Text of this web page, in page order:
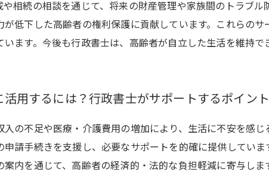
や相続の相談を通じて、将来の財産管理や家族間のトラブ
が低下した高齢者の権利保護に貢献しています。これらの
ます。今後も行政書士は、高齢者が自立した生活を維持
用するには？行政書士がサポートするポイント
入の不足や医療・介護費用の増加により、生活に不安を感
申請手続きを支援し、必要なサポートを的確に提供してい
内を通じて、高齢者の経済的・法的な負担軽減に寄与し